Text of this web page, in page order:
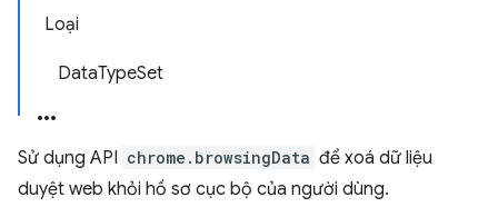
Loại
DataTypeSet
Sử dụng API chrome.browsingData để xoá dữ liệu
duyệt web khỏi hồ sơ cục bộ của người dùng.